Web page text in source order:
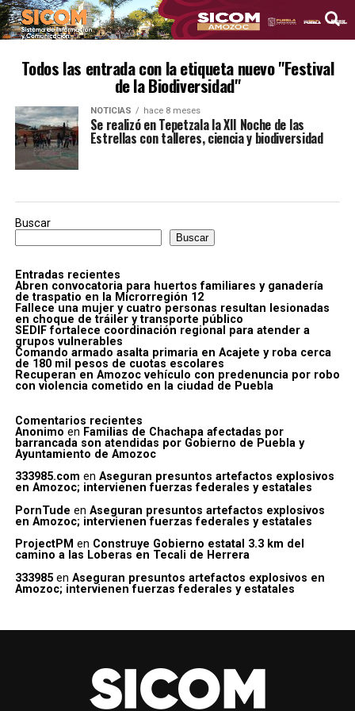
Todos las entrada con la etiqueta nuevo "Festival
de la Biodiversidad"
NOTICIAS hace 8 meses
Se realizó en Tepetzala la XII Noche de las
Estrellas con talleres, ciencia y biodiversidad
Buscar
Buscar
Entradas recientes
Abren convocatoria para huertos familiares y ganadería
de traspatio en la Microrregión 12
Fallece una mujer y cuatro personas resultan lesionadas
en choque de tráiler y transporte público
SEDIF fortalece coordinación regional para atender a
grupos vulnerables
Comando armado asalta primaria en Acajete y roba cerca
de 180 mil pesos de cuotas escolares
Recuperan en Amozoc vehículo con predenuncia por robo
con violencia cometido en la ciudad de Puebla
Comentarios recientes
Anonimo en Familias de Chachapa afectadas por
barrancada son atendidas por Gobierno de Puebla y
Ayuntamiento de Amozoc
333985.com en Aseguran presuntos artefactos explosivos
en Amozoc; intervienen fuerzas federales y estatales
PornTude en Aseguran presuntos artefactos explosivos
en Amozoc; intervienen fuerzas federales y estatales
ProjectPM en Construye Gobierno estatal 3.3 km del
camino a las Loberas en Tecali de Herrera
333985en Aseguran presuntos artefactos explosivos en
Amozoc; intervienen fuerzas federales y estatales